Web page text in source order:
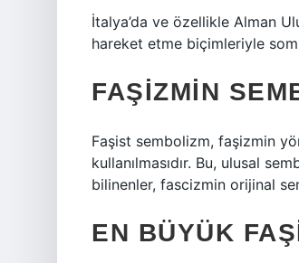
İtalya’da ve özellikle Alman
hareket etme biçimleriyle
FAŞIZMIN
Faşist sembolizm, faşizmin
kullanılmasıdır. Bu, ulusal
bilinenler, fascizmin orijinal
EN BÜYÜK